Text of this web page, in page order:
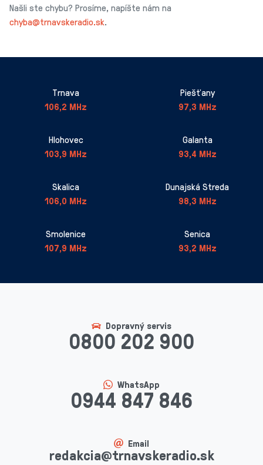
Našli ste chybu? Prosíme, napíšte nám na
chyba@trnavskeradio.sk.
Trnava
106,2 MHz
Piešťany
97,3 MHz
Hlohovec
103,9 MHz
Galanta
93,4 MHz
Skalica
106,0 MHz
Dunajská Streda
98,3 MHz
Smolenice
107,9 MHz
Senica
93,2 MHz
Dopravný servis
0800 202 900
WhatsApp
0944 847 846
Email
redakcia@trnavskeradio.sk